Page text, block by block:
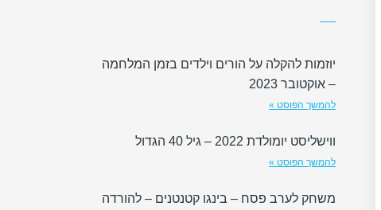
יוזמות להקלה על הורים וילדים בזמן המלחמה
– אוקטובר 2023
להמשך הפוסט »
ווישליסט יומולדת 2022 – גיל 40 הגדול
להמשך הפוסט »
משחק לערב פסח – בינגו קטנטנים – להורדה